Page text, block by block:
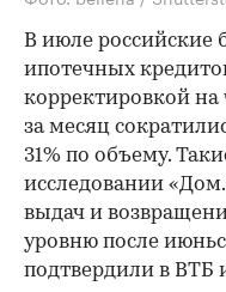
В июле российские
ипотечных
корректировкой
за месяц
31% по объему.
исследовании
выдач и
уровню после
подтвердили в ВТБ